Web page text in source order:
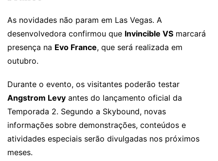
As novidades não param em Las Vegas. A
desenvolvedora confirmou que Invincible VS marcará
presença na Evo France, que será realizada em
outubro.
Durante o evento, os visitantes poderão testar
Angstrom Levy antes do lançamento oficial da
Temporada 2. Segundo a Skybound, novas
informações sobre demonstrações, conteúdos e
atividades especiais serão divulgadas nos próximos
meses.